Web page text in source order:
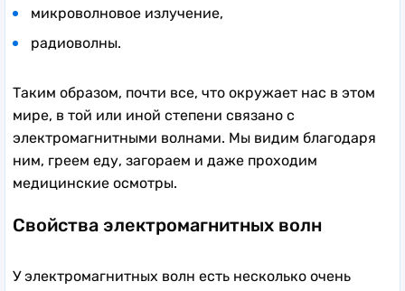
микроволновое излучение,
радиоволны.
Таким образом, почти все, что окружает нас в этом
мире, в той или иной степени связано с
электромагнитными волнами. Мы видим благодаря
ним, греем еду, загораем и даже проходим
медицинские осмотры.
Свойства электромагнитных волн
У электромагнитных волн есть несколько очень